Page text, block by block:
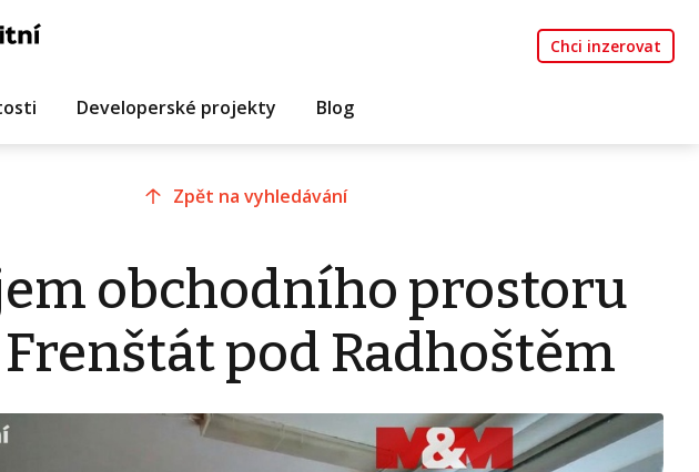
Chci inzerovat
Developerské projekty Blog
Zpět na vyhledávání
obchodního prostoru
Frenštát pod Radhoštěm